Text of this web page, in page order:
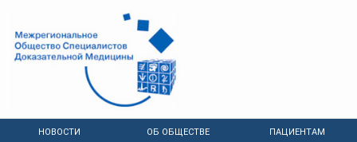
НОВОСТИ ОБ ОБЩЕСТВЕ ПАЦИЕНТАМ